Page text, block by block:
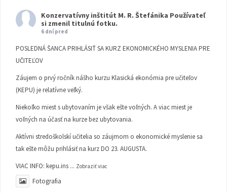
Konzervatívny inštitút M. R. Štefánika Používateľ
si zmenil titulnú fotku.
6 dní pred
POSLEDNÁ ŠANCA PRIHLÁSIŤ SA KURZ EKONOMICKÉHO MYSLENIA PRE
UČITEĽOV
Záujem o prvý ročník nášho kurzu Klasická ekonómia pre učiteľov
(KEPU) je relatívne veľký.
Niekoľko miest s ubytovaním je však ešte voľných. A viac miest je
voľných na účasť na kurze bez ubytovania.
Aktívni stredoškolskí učitelia so záujmom o ekonomické myslenie sa
tak ešte môžu prihlásiť na kurz DO 23. AUGUSTA.
VIAC INFO: kepu.ins ... Zobraziť viac
Fotografia